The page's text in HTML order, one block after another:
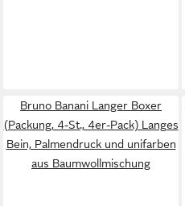
Bruno Banani Langer Boxer
(Packung, 4-St., 4er-Pack) Langes
Bein, Palmendruck und unifarben
aus Baumwollmischung